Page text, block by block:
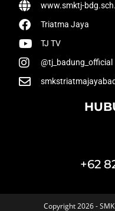
www.smktj-
Triatma Jaya
TJ TV
@tj_badung_official
+62
Copyright 2026 -